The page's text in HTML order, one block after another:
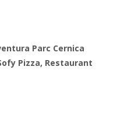
Parc Cernica
Pizza, Restaurant